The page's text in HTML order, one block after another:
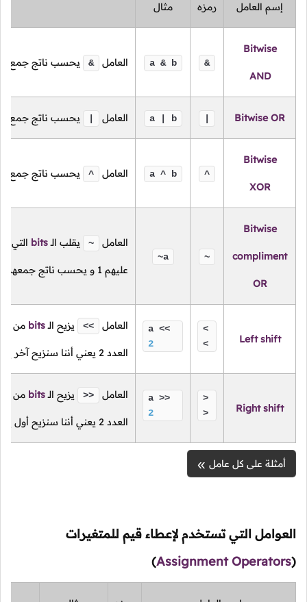
إسم العامل رمزه مثال
Bitwise
AND
&
a & b العامل & يحسب ناتج جمع
Bitwise OR
a | b العامل يحسب ناتج جمع
Bitwise
XOR
^
a ^ b العامل ^ يحسب ناتج جمع
Bitwise
compliment
OR
~
~a
العامل ~ يقلب الـbits التي
عليهم 1 و يحسب ناتج جمعهم,
Left shift
<
<
a <<
2
العامل << يزيح الـbits من
العدد 2 يعني أننا سنزيح آخر
Right shift
>
>
a >>
2
العامل >> يزيح الـbits من
العدد 2 يعني أننا سنزيح أول
أمثلة على كل عامل
العوامل التي تستخدم لإعطاء قيم للمتغيرات
(
Assignment Operators
)